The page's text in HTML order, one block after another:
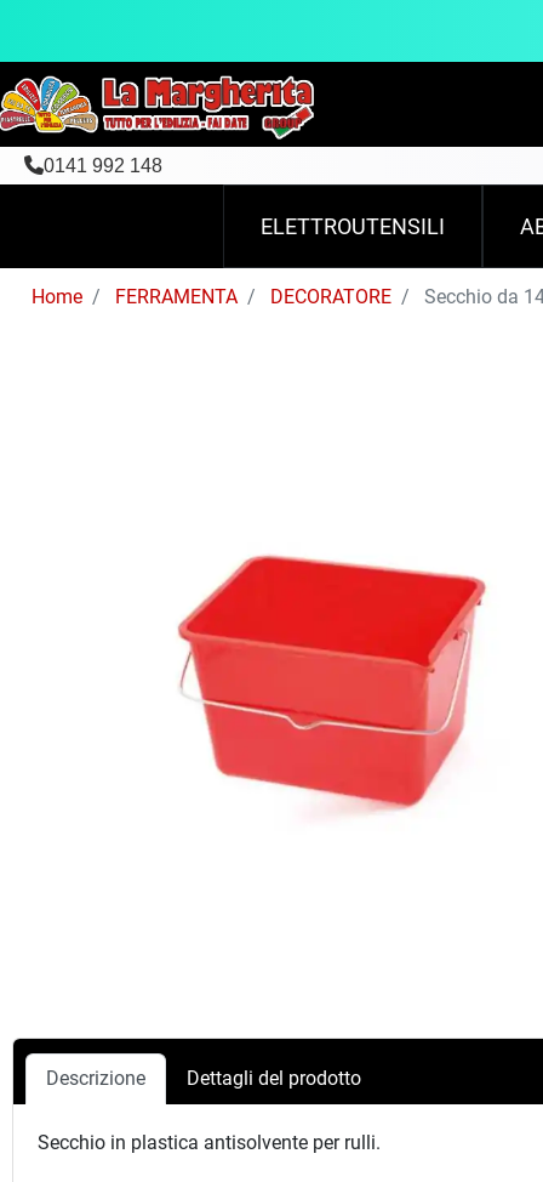
0141 992 148
ELETTROUTENSILI
Home FERRAMENTA DECORATORE Secchio da
Descrizione Dettagli del prodotto
Secchio in plastica antisolvente per rulli.